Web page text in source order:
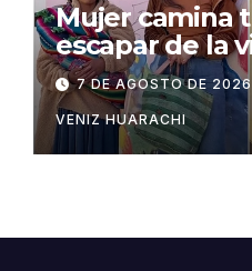
Mujer camina
escapar de la
Potosí
7 DE AGOSTO DE 2026
VENIZ HUARACHI